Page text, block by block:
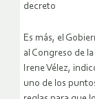
decreto
Es más, el
al Congreso de
Irene Vélez,
uno de los